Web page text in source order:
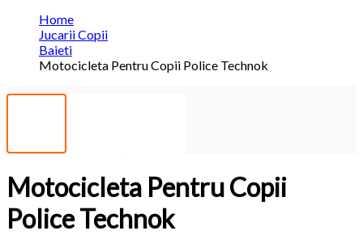
Home
Jucarii Copii
Baieti
Motocicleta Pentru Copii Police Technok
Motocicleta Pentru Copii
Police Technok